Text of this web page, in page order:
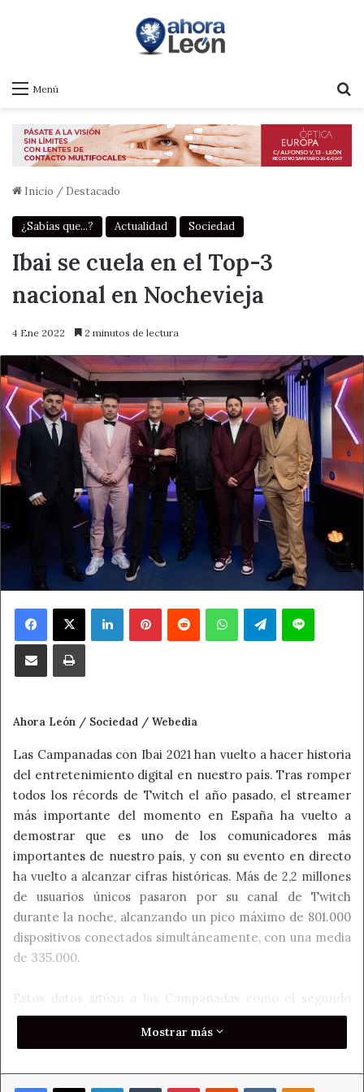
Menú
Inicio / Destacado
¿Sabías que...? Actualidad Sociedad
Ibai se cuela en el Top-3
nacional en Nochevieja
4 Ene 2022 2 minutos de lectura
Facebook
X LinkedInPinterestReddit WhatsAppTelegramLine
Compartir por correo electrónicoImprimir
Ahora León / Sociedad / Webedia
Las Campanadas con Ibai 2021 han vuelto a hacer historia
del entretenimiento digital en nuestro país. Tras romper
todos los récords de Twitch el año pasado, el streamer
más importante del momento en España ha vuelto a
demostrar que es uno de los comunicadores más
importantes de nuestro país, y con su evento en directo
ha vuelto a alcanzar cifras históricas. Más de 2,2 millones
de usuarios únicos pasaron por su canal de Twitch
durante la noche, alcanzando un pico máximo de 801.000
dispositivos conectados simultáneamente, con una media
de 335.000.
Estos datos sitúan a las Campanadas como el segundo
streaming de Ibai con más espectadores hasta la fecha, y
suponen un enorme crecimiento respecto al año pasado,
espectadores. Con los datos de este 2021, Las
Mostrar más
Facebook
X LinkedInTumblrPinterestReddit VKontakte